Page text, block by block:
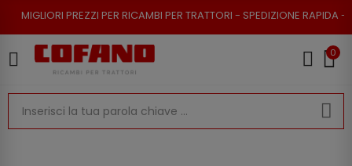
PER RICAMBI PER TRATTORI - SPEDIZIONE RAPIDA - RESO POSSIBILE
0